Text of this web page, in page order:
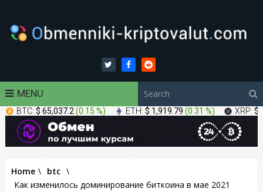
MENU
BTC: $ 65,037.2 (0.15 %) ETH: $ 1,919.79 (0.31 %) XRP: $
Home \ btc \
Как изменилось доминирование биткоина в мае 2021